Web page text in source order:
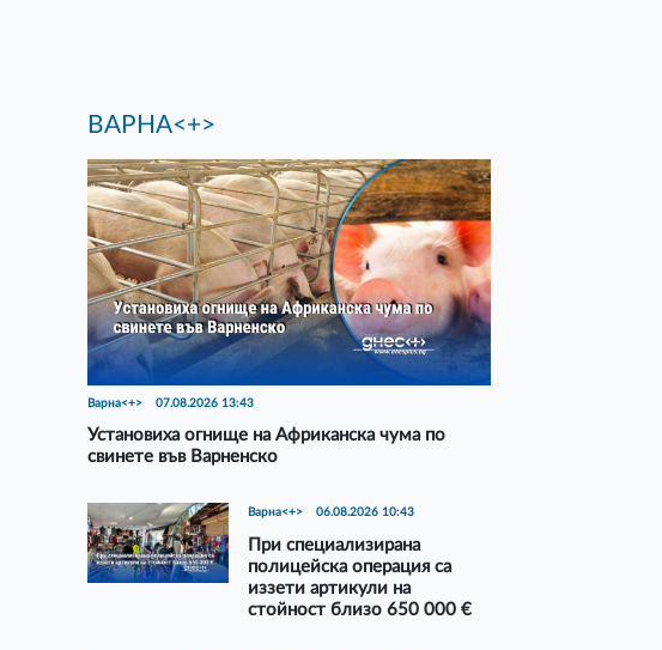
ВАРНА<+>
Варна<+> 07.08.2026 13:43
Установиха огнище на Африканска чума по
свинете във Варненско
Варна<+> 06.08.2026 10:43
При специализирана
полицейска операция са
иззети артикули на
стойност близо 650 000 €